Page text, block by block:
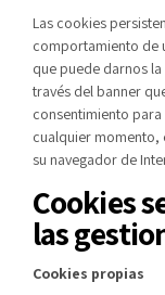
Las cookies
comportamiento de
que puede darnos
través del banner
consentimiento
cualquier momento,
su navegador de
Cookies
las
Cookies propias